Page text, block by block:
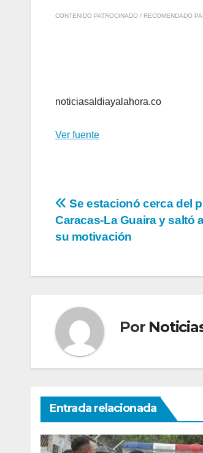
CONTENIDO PATROCINADO / RECOMENDADO
noticiasaldiayalahora.co
Ver fuente
Navegación
de
Se estacionó cerca del
Caracas-La Guaira y saltó
su motivación
Por
Entrada relacionada